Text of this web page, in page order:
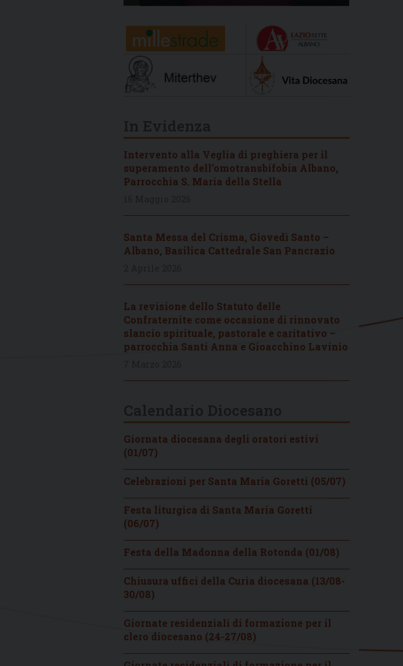
Intervento alla Veglia di preghiera per il
superamento dell’omotransbifobia Albano,
Parrocchia S. Maria della Stella
Santa Messa del Crisma, Giovedì Santo –
Albano, Basilica Cattedrale San Pancrazio
La revisione dello Statuto delle
Confraternite come occasione di rinnovato
slancio spirituale, pastorale e caritativo –
parrocchia Santi Anna e Gioacchino Lavinio
Giornata diocesana degli oratori estivi
(01/07)
Celebrazioni per Santa Maria Goretti (05/07)
Festa liturgica di Santa Maria Goretti
(06/07)
Festa della Madonna della Rotonda (01/08)
Chiusura uffici della Curia diocesana (13/08-
30/08)
Giornate residenziali di formazione per il
clero diocesano (24-27/08)